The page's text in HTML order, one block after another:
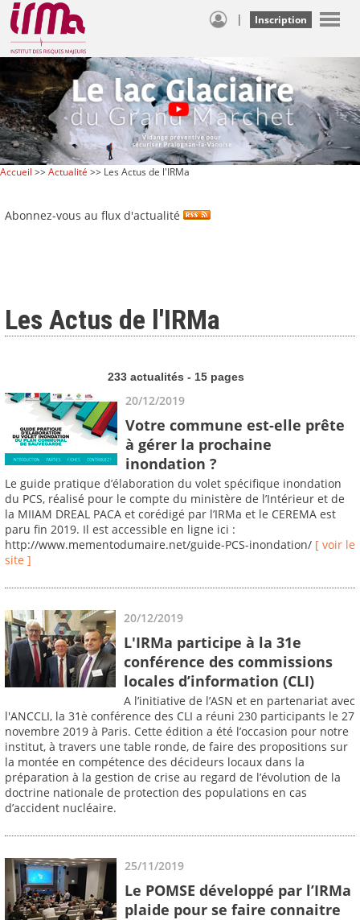
| Inscription
Accueil >>Actualité >> Les Actus de l'IRMa
Abonnez-vous au flux d'actualité
Les Actus de l'IRMa
233 actualités - 15 pages
20/12/2019
Votre commune est-elle prête
à gérer la prochaine
inondation ?
Le guide pratique d’élaboration du volet spécifique inondation
du PCS, réalisé pour le compte du ministère de l’Intérieur et de
la MIIAM DREAL PACA et corédigé par l’IRMa et le CEREMA est
paru fin 2019. Il est accessible en ligne ici :
http://www.mementodumaire.net/guide-PCS-inondation/ [ voir le
site ]
20/12/2019
L'IRMa participe à la 31e
conférence des commissions
locales d’information (CLI)
A l’initiative de l’ASN et en partenariat avec
l'ANCCLI, la 31è conférence des CLI a réuni 230 participants le 27
novembre 2019 à Paris. Cette édition a été l’occasion pour notre
institut, à travers une table ronde, de faire des propositions sur
la montée en compétence des décideurs locaux dans la
préparation à la gestion de crise au regard de l’évolution de la
doctrine nationale de protection des populations en cas
d’accident nucléaire.
25/11/2019
Le POMSE développé par l’IRMa
plaide pour se faire connaitre